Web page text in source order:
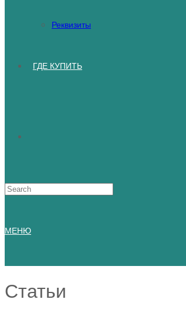
Реквизиты
ГДЕ КУПИТЬ
Искать:
МЕНЮ
Статьи